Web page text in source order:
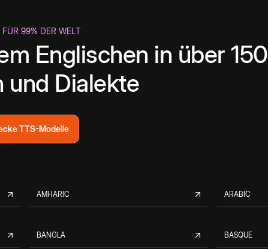
99% DER WELT
Englischen in über 150
und Dialekte
TTS-Modelle
AMHARIC ARABIC
BANGLA BASQUE